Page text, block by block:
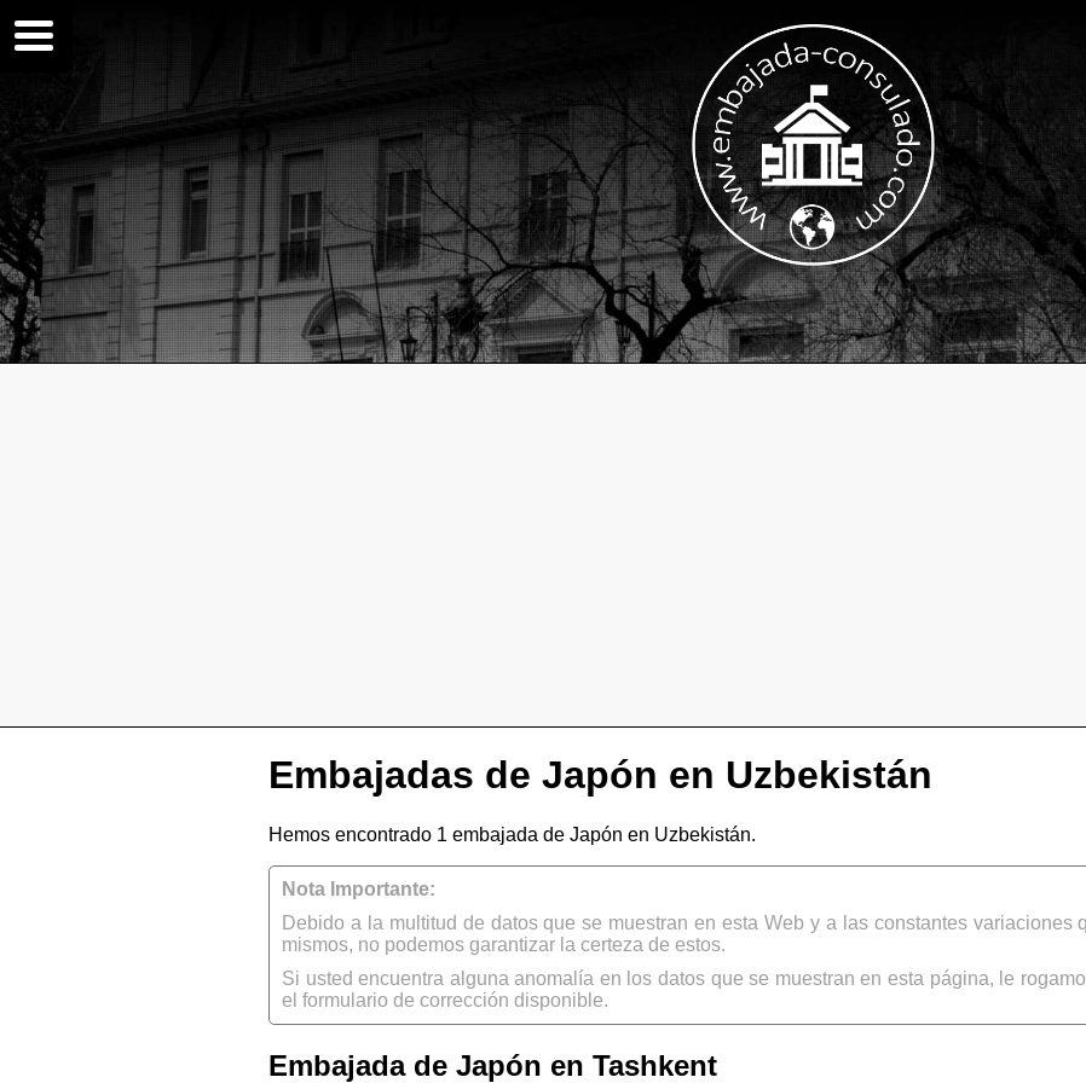
Embajadas de Japón en Uzbekistán
Hemos encontrado 1 embajada de Japón en Uzbekistán.
Nota Importante:
Debido a la multitud de datos que se muestran en esta Web y a las constantes variaciones
mismos, no podemos garantizar la certeza de estos.
Si usted encuentra alguna anomalía en los datos que se muestran en esta página, le
el formulario de corrección disponible.
Embajada de Japón en Tashkent